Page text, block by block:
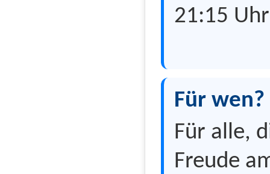
21:15 Uhr
Für wen?
Für alle,
Freude